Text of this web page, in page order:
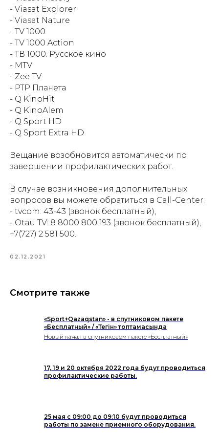
- Viasat Explorer
- Viasat Nature
- TV 1000
- TV 1000 Action
- ТВ 1000. Русское кино
- MTV
- Zee TV
- РТР Планета
- Q KinoHit
- Q KinoAlem
- Q Sport HD
- Q Sport Extra HD
Вещание возобновится автоматически по
завершении профилактических работ.
В случае возникновения дополнительных
вопросов вы можете обратиться в Call-Center:
- tvcom: 43-43 (звонок бесплатный),
- Otau TV: 8 8000 800 193 (звонок бесплатный),
+7(727) 2 581 500.
02.12.2021
Смотрите также
«Sport+Qazaqstan» - в спутниковом пакете
«Бесплатный» / «Тегін» топтамасында
Новый канал в спутниковом пакете «Бесплатный»
17, 19 и 20 октября 2022 года будут проводиться
профилактические работы.
25 мая с 09:00 до 09:10 будут проводиться
работы по замене приемного оборудования.